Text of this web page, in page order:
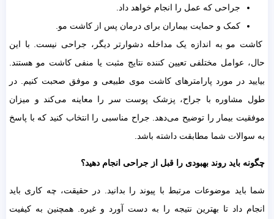
جراحی که عمل را انجام خواهد داد.
کمک و حمایت بیماران برای درمان پس از کاشت مو.
کاشت مو به اندازه یک مداخله دشوارتر دیگر، جراحی نیست. با این
حال، عوامل مختلفی تعیین کننده نتایج مثبت یا منفی کاشت مو هستند.
بیایید در مورد پارامترهای کاشت موی طبیعی و موفق صحبت کنیم. در
طول مشاوره با جراح، پزشک پوست سر را معاینه می‌کند و میزان
موفقیت بیمار را توضیح می‌دهد. جراح مناسبی را انتخاب کنید که با پاسخ
به سوالات شما مطابقت داشته باشد.
چگونه باید روند بهبودی را قبل از جراحی انجام دهید؟
شما باید موضوعات مرتبط با پیوند را بدانید. در حقیقت، چه کاری باید
انجام داد تا بهترین نتیجه را به دست آورد و غیره. همچنین به کیفیت